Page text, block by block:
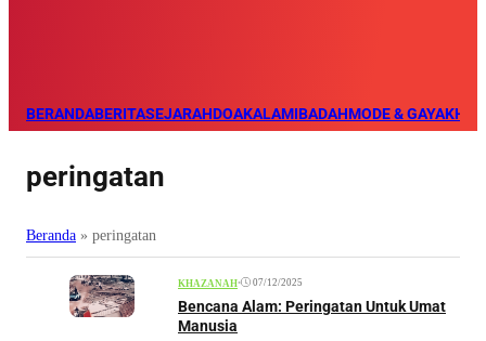
BERANDABERITASEJARAHDOAKALAMIBADAHMODE & GAYA
peringatan
Beranda » peringatan
KHAZANAH• 07/12/2025
Bencana Alam: Peringatan Untuk Umat
Manusia